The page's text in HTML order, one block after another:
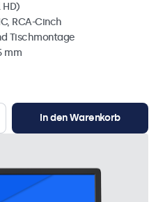
HD)
RCA-Cinch
Tischmontage
mm
In den Warenkorb